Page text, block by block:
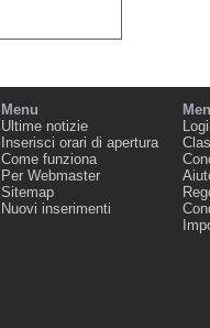
Menu
Ultime notizie
Inserisci orari di apertura
Come funziona
Per Webmaster
Sitemap
Nuovi inserimenti